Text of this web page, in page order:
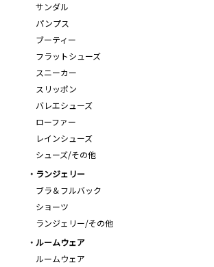
サンダル
パンプス
ブーティー
フラットシューズ
スニーカー
スリッポン
バレエシューズ
ローファー
レインシューズ
シューズ/その他
ランジェリー
ブラ＆フルバック
ショーツ
ランジェリー/その他
ルームウェア
ルームウェア